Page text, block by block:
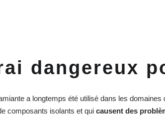
dangereux
a longtemps été utilisé dans les
composants isolants et qui causent des